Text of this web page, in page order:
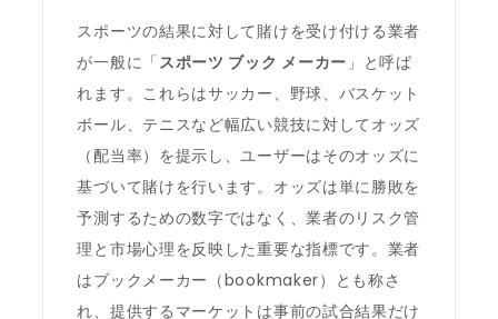
スポーツの結果に対して賭けを受け付ける業者
が一般に「スポーツ ブック メーカー」と呼ば
れます。これらはサッカー、野球、バスケット
ボール、テニスなど幅広い競技に対してオッズ
（配当率）を提示し、ユーザーはそのオッズに
基づいて賭けを行います。オッズは単に勝敗を
予測するための数字ではなく、業者のリスク管
理と市場心理を反映した重要な指標です。業者
はブックメーカー（bookmaker）とも称さ
れ、提供するマーケットは事前の試合結果だけ